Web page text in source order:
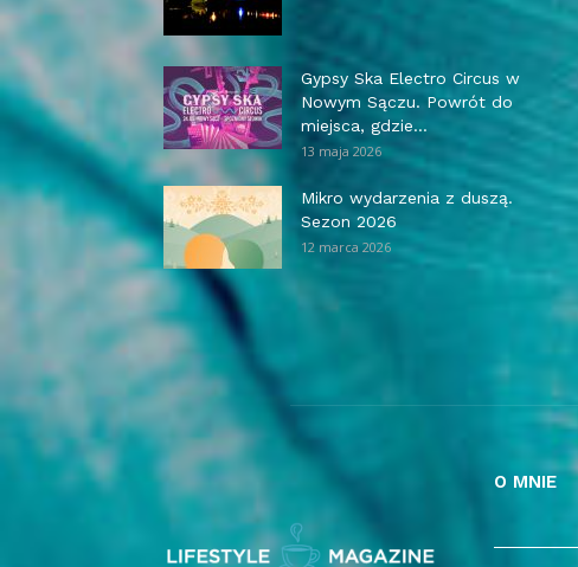
Gypsy Ska Electro Circus w
Nowym Sączu. Powrót do
miejsca, gdzie...
13 maja 2026
Mikro wydarzenia z duszą.
Sezon 2026
12 marca 2026
O MNIE